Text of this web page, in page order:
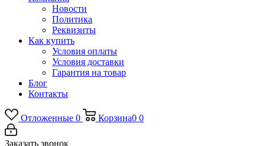
Новости
Политика
Реквизиты
Как купить
Условия оплаты
Условия доставки
Гарантия на товар
Блог
Контакты
Отложенные 0 Корзина0 0
Заказать звонок